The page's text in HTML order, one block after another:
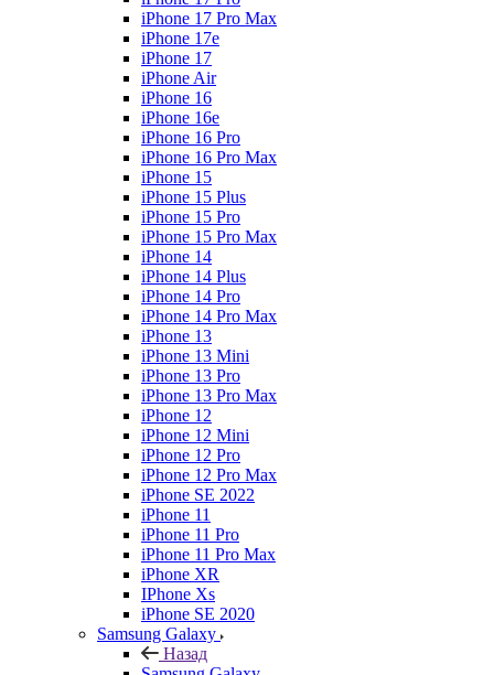
iPhone 17 Pro Max
iPhone 17e
iPhone 17
iPhone Air
iPhone 16
iPhone 16e
iPhone 16 Pro
iPhone 16 Pro Max
iPhone 15
iPhone 15 Plus
iPhone 15 Pro
iPhone 15 Pro Max
iPhone 14
iPhone 14 Plus
iPhone 14 Pro
iPhone 14 Pro Max
iPhone 13
iPhone 13 Mini
iPhone 13 Pro
iPhone 13 Pro Max
iPhone 12
iPhone 12 Mini
iPhone 12 Pro
iPhone 12 Pro Max
iPhone SE 2022
iPhone 11
iPhone 11 Pro
iPhone 11 Pro Max
iPhone XR
IPhone Xs
iPhone SE 2020
Samsung Galaxy
Назад